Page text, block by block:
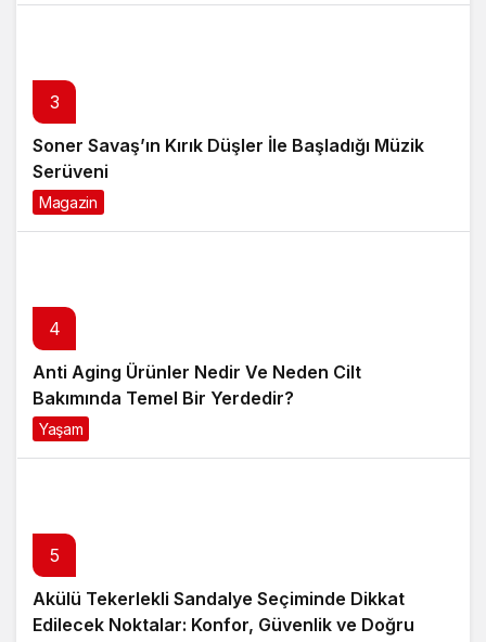
3
Soner Savaş’ın Kırık Düşler İle Başladığı Müzik
Serüveni
Magazin
4
Anti Aging Ürünler Nedir Ve Neden Cilt
Bakımında Temel Bir Yerdedir?
Yaşam
5
Akülü Tekerlekli Sandalye Seçiminde Dikkat
Edilecek Noktalar: Konfor, Güvenlik ve Doğru